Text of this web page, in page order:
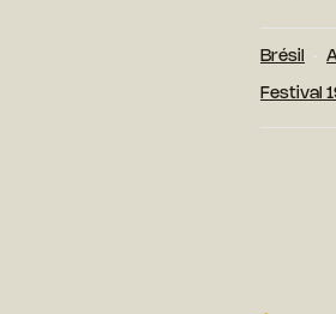
Brésil
Festival